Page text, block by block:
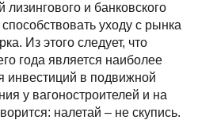
лизингового и банковского
уходу с рынка
Из этого следует, что
года является наиболее
в подвижной
у вагоностроителей и на
налетай – не скупись.